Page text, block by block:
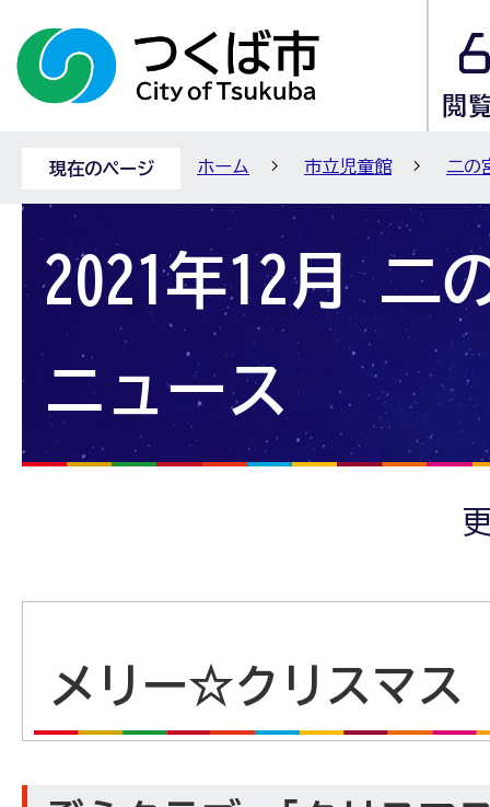
現在のページ ホーム 市立児童館 二の
2021年12月 二
ニュース
メリー☆クリスマス